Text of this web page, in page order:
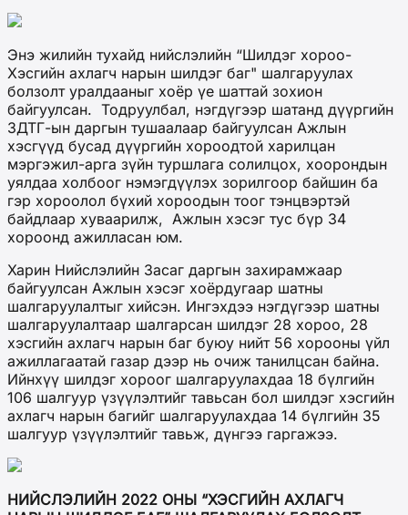
Энэ жилийн тухайд нийслэлийн “Шилдэг хороо-
Хэсгийн ахлагч нарын шилдэг баг" шалгаруулах
болзолт уралдааныг хоёр үе шаттай зохион
байгуулсан. Тодруулбал, нэгдүгээр шатанд дүүргийн
ЗДТГ-ын даргын тушаалаар байгуулсан Ажлын
хэсгүүд бусад дүүргийн хороодтой харилцан
мэргэжил-арга зүйн туршлага солилцох, хоорондын
уялдаа холбоог нэмэгдүүлэх зорилгоор байшин ба
гэр хороолол бүхий хороодын тоог тэнцвэртэй
байдлаар хуваарилж, Ажлын хэсэг тус бүр 34
хороонд ажилласан юм.
Харин Нийслэлийн Засаг даргын захирамжаар
байгуулсан Ажлын хэсэг хоёрдугаар шатны
шалгаруулалтыг хийсэн. Ингэхдээ нэгдүгээр шатны
шалгаруулалтаар шалгарсан шилдэг 28 хороо, 28
хэсгийн ахлагч нарын баг буюу нийт 56 хорооны үйл
ажиллагаатай газар дээр нь очиж танилцсан байна.
Ийнхүү шилдэг хороог шалгаруулахдаа 18 бүлгийн
106 шалгуур үзүүлэлтийг тавьсан бол шилдэг хэсгийн
ахлагч нарын багийг шалгаруулахдаа 14 бүлгийн 35
шалгуур үзүүлэлтийг тавьж, дүнгээ гаргажээ.
НИЙСЛЭЛИЙН 2022 ОНЫ “ХЭСГИЙН АХЛАГЧ